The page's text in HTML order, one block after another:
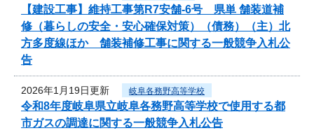
【建設工事】維持工事第R7安舗-6号 県単 舗装道補
修（暮らしの安全・安心確保対策）（債務）（主）北
方多度線ほか 舗装補修工事に関する一般競争入札公
告
2026年1月19日更新 岐阜各務野高等学校
令和8年度岐阜県立岐阜各務野高等学校で使用する都
市ガスの調達に関する一般競争入札公告